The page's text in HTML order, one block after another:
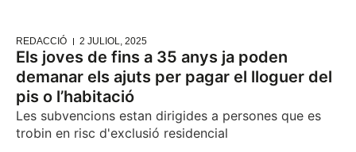
REDACCIÓ 2 JULIOL, 2025
Els joves de fins a 35 anys ja poden
demanar els ajuts per pagar el lloguer del
pis o l’habitació
Les subvencions estan dirigides a persones que es
trobin en risc d'exclusió residencial